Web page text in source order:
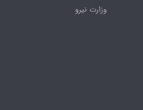
وزارت نیرو